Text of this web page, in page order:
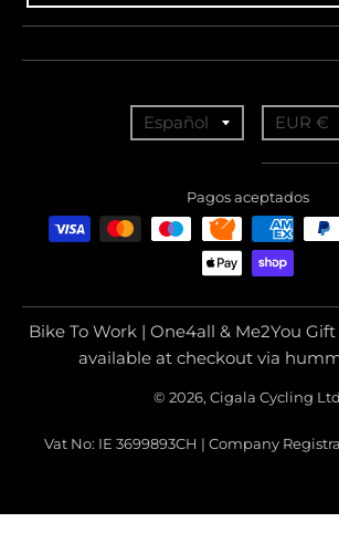
n
a
t
n
i
Español
a
n
s
a
t
i
n
i
EUR €
Pagos aceptados
Bike To Work | One4all & Me2You
available at checkout via
© 2026, Cigala Cycling Ltd
Vat No: IE 3699893CH | Company